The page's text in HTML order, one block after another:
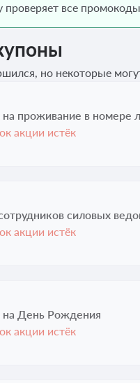
проверяет все
но некоторые
на проживание в номере
акции истёк
силовых
акции истёк
на День Рождения
акции истёк